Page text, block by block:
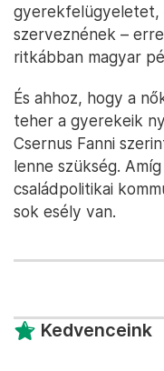
gyerekfelügyeletet,
szerveznének –
ritkábban magyar
És ahhoz, hogy a
teher a gyerekeik
Csernus Fanni
lenne szükség.
családpolitikai
sok esély van.
Kedvenceink